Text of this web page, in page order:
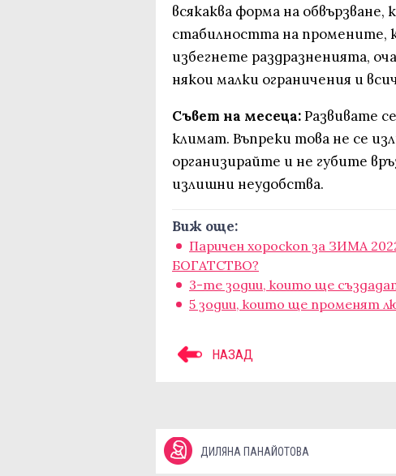
всякаква форма на
стабилността на промените,
избегнете раздразненията,
някои малки ограничения и
Съвет на месеца:Развивате
климат. Въпреки това не се
организирайте и не губите
излишни неудобства.
Виж още:
Паричен хороскоп за ЗИМА
БОГАТСТВО?
3-те зодии, които ще
5 зодии, които ще променят
НАЗАД
ДИЛЯНА ПАНАЙОТОВА